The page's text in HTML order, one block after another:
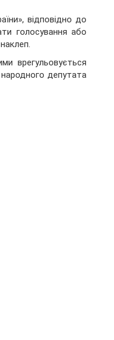
відповідно до
голосування або
врегульовується
депутата